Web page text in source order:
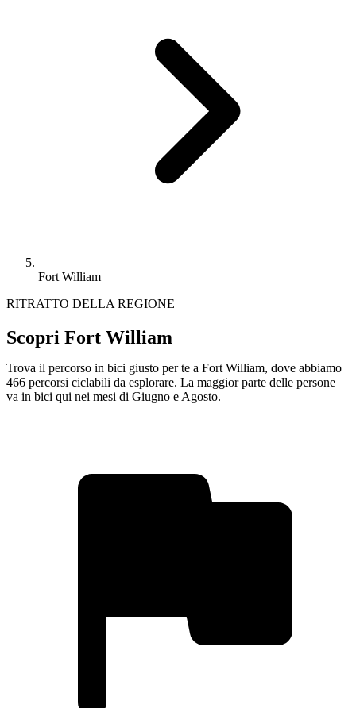
Fort William
RITRATTO DELLA REGIONE
Scopri Fort William
Trova il percorso in bici giusto per te a Fort William, dove abbiamo
466 percorsi ciclabili da esplorare. La maggior parte delle persone
va in bici qui nei mesi di Giugno e Agosto.